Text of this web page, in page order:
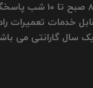
روزهای تعطیل از
خدمات تعمیرات
سال گارانتی می